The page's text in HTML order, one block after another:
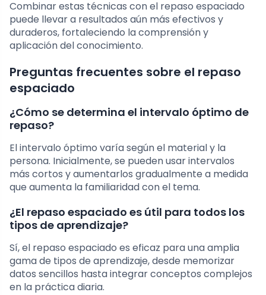
Combinar estas técnicas con el repaso espaciado
puede llevar a resultados aún más efectivos y
duraderos, fortaleciendo la comprensión y
aplicación del conocimiento.
Preguntas frecuentes sobre el repaso
espaciado
¿Cómo se determina el intervalo óptimo de
repaso?
El intervalo óptimo varía según el material y la
persona. Inicialmente, se pueden usar intervalos
más cortos y aumentarlos gradualmente a medida
que aumenta la familiaridad con el tema.
¿El repaso espaciado es útil para todos los
tipos de aprendizaje?
Sí, el repaso espaciado es eficaz para una amplia
gama de tipos de aprendizaje, desde memorizar
datos sencillos hasta integrar conceptos complejos
en la práctica diaria.